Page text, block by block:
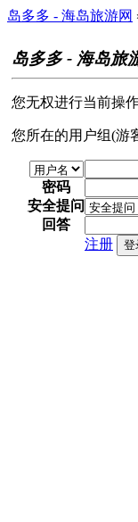
岛多多 - 海岛旅游网
岛多多 - 海岛旅
您无权进行当前操
您所在的用户组(游
密码
安全提问
回答
注册
登